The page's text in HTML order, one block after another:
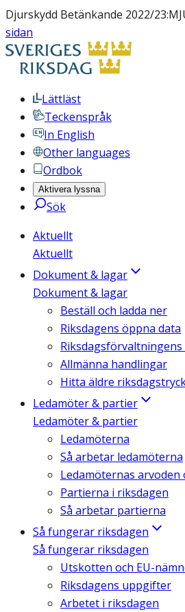
Djurskydd Betänkande 2022/
sidan
Lättläst
Teckenspråk
In English
Other languages
Ordbok
Aktivera lyssna
Sök
Aktuellt
Aktuellt
Dokument & lagar
Dokument & lagar
Beställ och ladda ner
Riksdagens öppna data
Allmänna handlingar
Hitta äldre
Ledamöter & partier
Ledamöter & partier
Ledamöterna
Så arbetar ledamöterna
Ledamöternas arvoden
Partierna i riksdagen
Så arbetar partierna
Så fungerar riksdagen
Så fungerar riksdagen
Utskotten och EU-
Riksdagens uppgifter
Arbetet i riksdagen